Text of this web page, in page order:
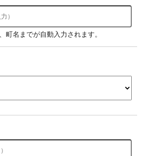
町名までが自動入力されます。